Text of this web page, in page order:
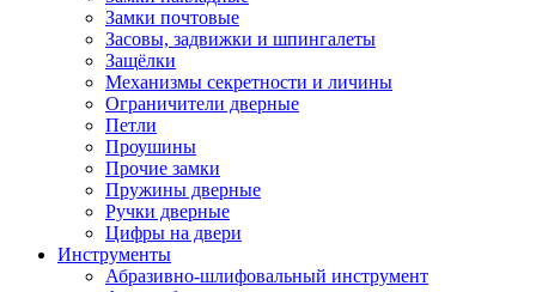
Замки почтовые
Засовы, задвижки и шпингалеты
Защёлки
Механизмы секретности и личины
Ограничители дверные
Петли
Проушины
Прочие замки
Пружины дверные
Ручки дверные
Цифры на двери
Инструменты
Абразивно-шлифовальный инструмент